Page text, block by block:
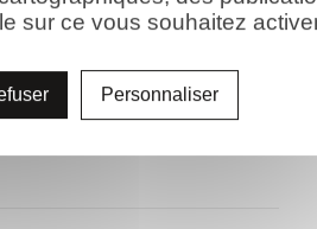
sur ce vous souhaitez
Personnaliser